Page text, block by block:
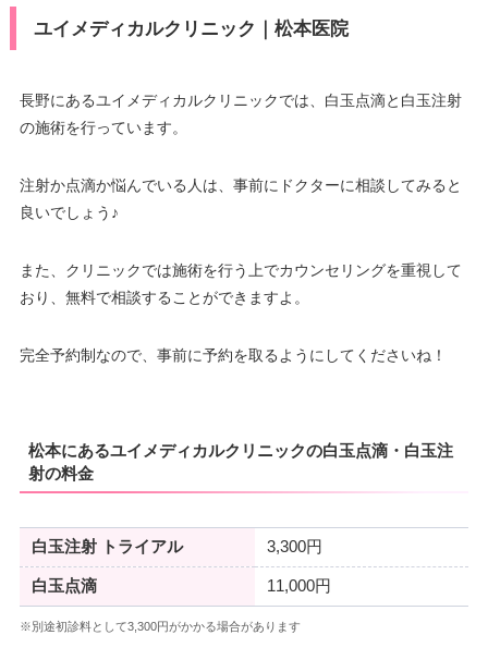
ユイメディカルクリニック｜松本医院
長野にあるユイメディカルクリニックでは、白玉点滴と白玉注射
の施術を行っています。
注射か点滴か悩んでいる人は、事前にドクターに相談してみると
良いでしょう♪
また、クリニックでは施術を行う上でカウンセリングを重視して
おり、無料で相談することができますよ。
完全予約制なので、事前に予約を取るようにしてくださいね！
松本にあるユイメディカルクリニックの白玉点滴・白玉注
射の料金
白玉注射 トライアル 3,300円
白玉点滴 11,000円
※別途初診料として3,300円がかかる場合があります